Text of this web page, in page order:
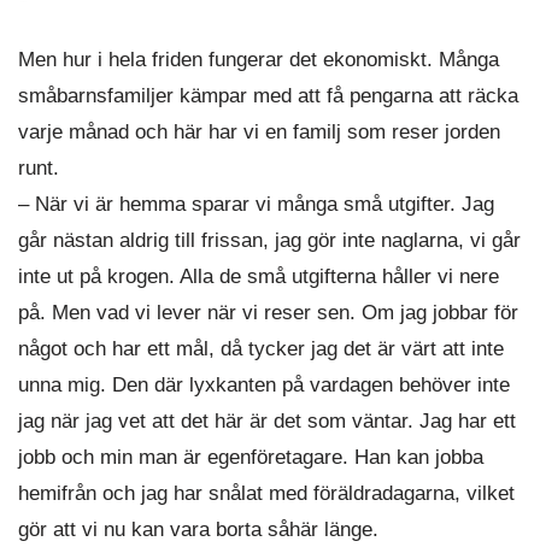
Men hur i hela friden fungerar det ekonomiskt. Många
småbarnsfamiljer kämpar med att få pengarna att räcka
varje månad och här har vi en familj som reser jorden
runt.
– När vi är hemma sparar vi många små utgifter. Jag
går nästan aldrig till frissan, jag gör inte naglarna, vi går
inte ut på krogen. Alla de små utgifterna håller vi nere
på. Men vad vi lever när vi reser sen. Om jag jobbar för
något och har ett mål, då tycker jag det är värt att inte
unna mig. Den där lyxkanten på vardagen behöver inte
jag när jag vet att det här är det som väntar. Jag har ett
jobb och min man är egenföretagare. Han kan jobba
hemifrån och jag har snålat med föräldradagarna, vilket
gör att vi nu kan vara borta såhär länge.